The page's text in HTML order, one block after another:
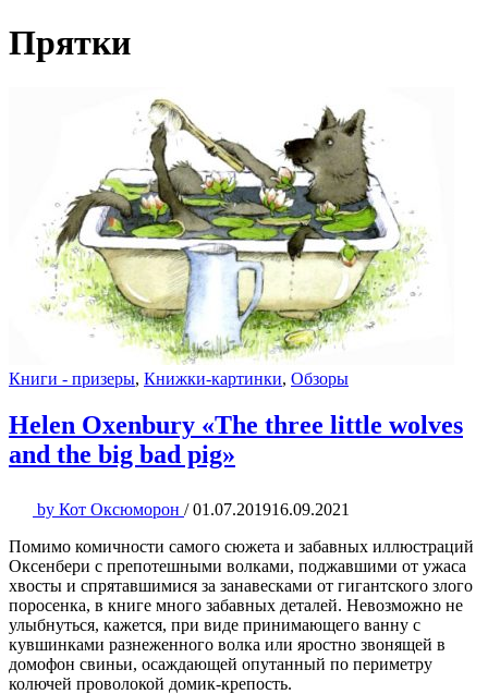
Прятки
Книги - призеры, Книжки-картинки, Обзоры
Helen Oxenbury «The three little wolves
and the big bad pig»
by Кот Оксюморон / 01.07.201916.09.2021
Помимо комичности самого сюжета и забавных иллюстраций
Оксенбери с препотешными волками, поджавшими от ужаса
хвосты и спрятавшимися за занавесками от гигантского злого
поросенка, в книге много забавных деталей. Невозможно не
улыбнуться, кажется, при виде принимающего ванну с
кувшинками разнеженного волка или яростно звонящей в
домофон свиньи, осаждающей опутанный по периметру
колючей проволокой домик-крепость.